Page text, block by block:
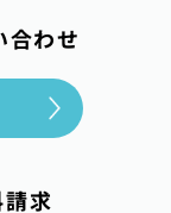
合わせ
求